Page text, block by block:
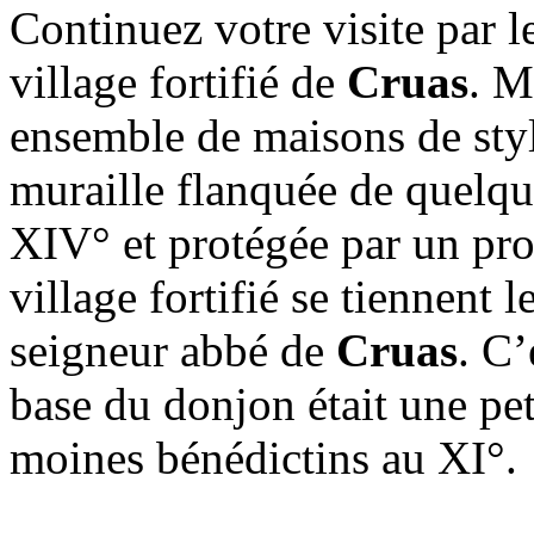
Continuez votre visite par
village fortifié de Cruas.
ensemble de maisons de
muraille flanquée de
XIV° et protégée par un
village fortifié se tiennent
seigneur abbé de Cruas.
base du donjon était une
moines bénédictins au XI°.